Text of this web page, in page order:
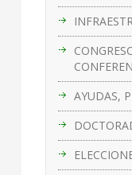
AYUDAS,